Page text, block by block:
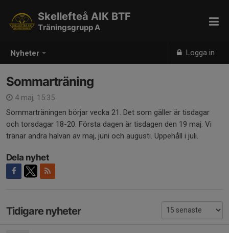
Nyheter Logga in
Skellefteå AIK BTF
Träningsgrupp A
Sommarträning
4 maj, 15:35
Sommarträningen börjar vecka 21. Det som gäller är tisdagar
och torsdagar 18-20. Första dagen är tisdagen den 19 maj. Vi
tränar andra halvan av maj, juni och augusti. Uppehåll i juli.
Dela nyhet
Tidigare nyheter